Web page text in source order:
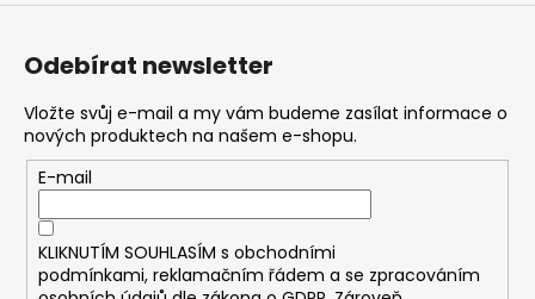
DEKANG
MALINA
11MG
169
Kč
Původně:
Kč
Odebírat newsletter
Vložte svůj e-mail a my vám budeme zasílat informace o
nových produktech na našem e-shopu.
E-mail
KLIKNUTÍM SOUHLASÍM s obchodními
podmínkami, reklamačním řádem a se zpracováním